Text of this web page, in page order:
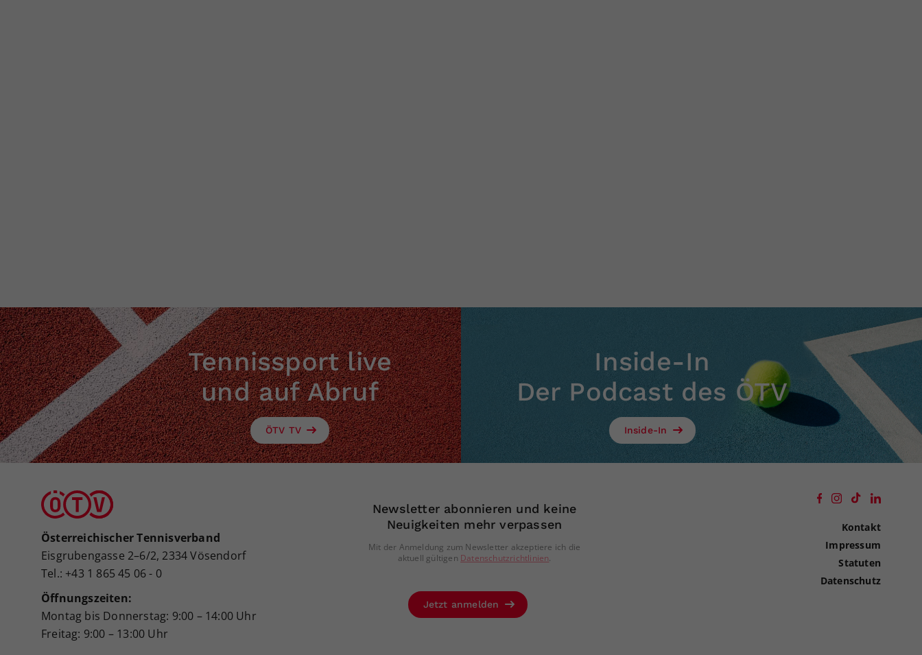
Tennissport live
und auf Abruf
ÖTV TV
Inside-In
Der Podcast des ÖTV
Inside-In
Österreichischer Tennisverband
Eisgrubengasse 2–6/2, 2334 Vösendorf
Tel.: +43 1 865 45 06 - 0
Öffnungszeiten:
Montag bis Donnerstag: 9:00 – 14:00 Uhr
Freitag: 9:00 – 13:00 Uhr
Newsletter abonnieren und keine
Neuigkeiten mehr verpassen
Mit der Anmeldung zum Newsletter akzeptiere ich die
aktuell gültigen Datenschutzrichtlinien.
Jetzt anmelden
Kontakt
Impressum
Statuten
Datenschutz